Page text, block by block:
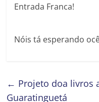
Entrada Franca!
Nóis tá esperando
← Projeto doa livros
Guaratinguetá